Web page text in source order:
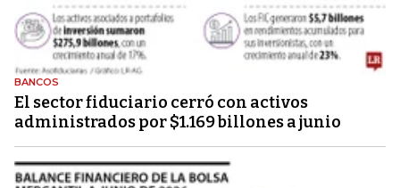
BANCOS
El sector fiduciario cerró con activos
administrados por $1.169 billones a junio